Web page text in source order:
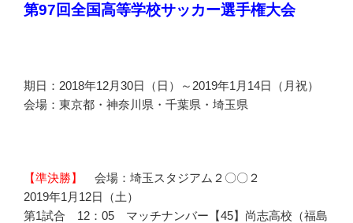
第97回全国高等学校サッカー選手権大会
期日：2018年12月30日（日）～2019年1月14日（月祝）
会場：東京都・神奈川県・千葉県・埼玉県
【準決勝】
会場：埼玉スタジアム２〇〇２
2019年1月12日（土）
第1試合 12：05 マッチナンバー【45】尚志高校（福島